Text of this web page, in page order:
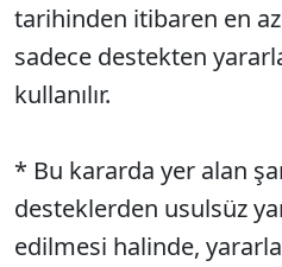
tarihinden itibaren en
sadece destekten
kullanılır.
* Bu kararda yer alan
desteklerden usulsüz
edilmesi halinde,